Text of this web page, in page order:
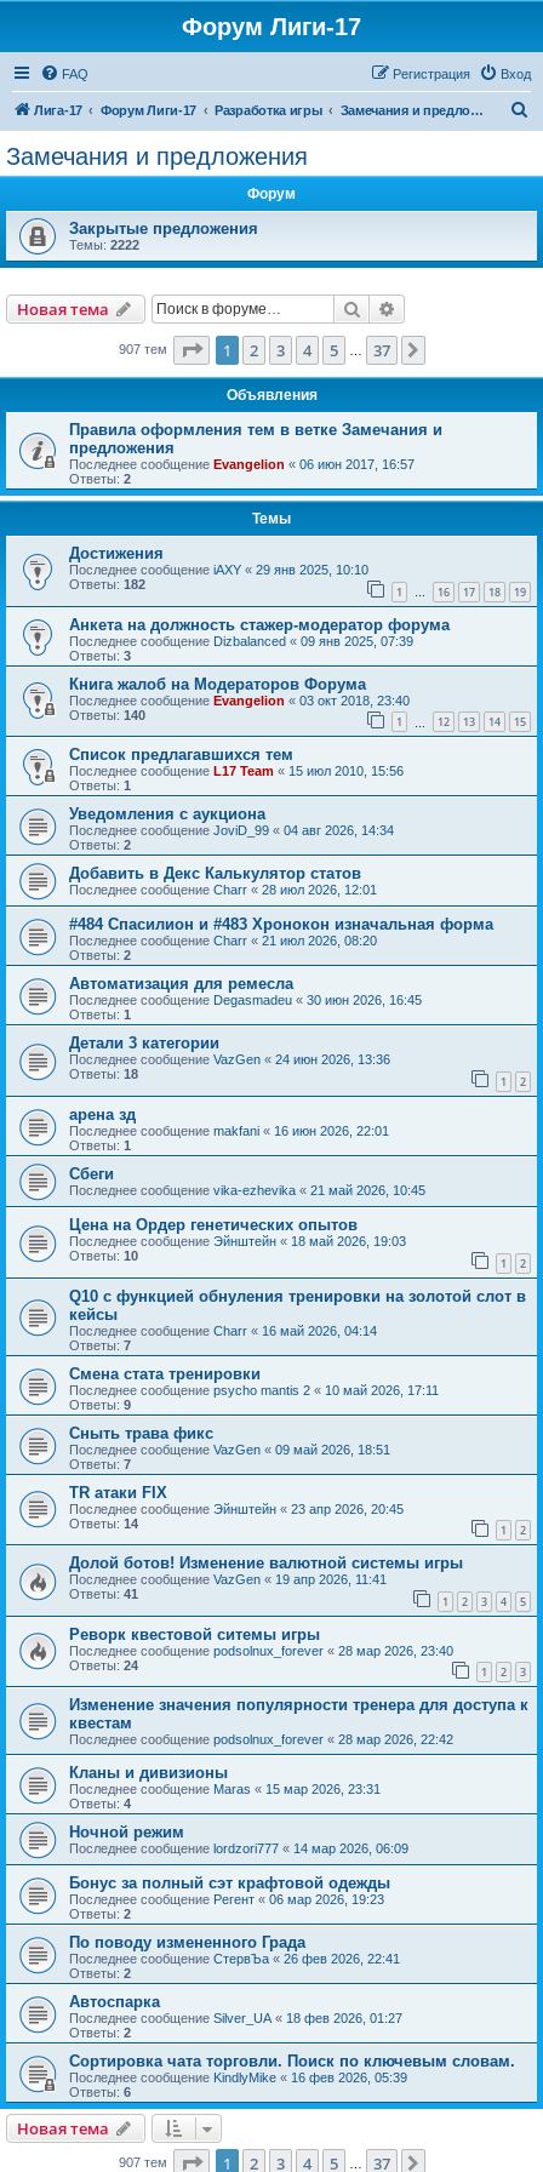
Форум Лиги-17
FAQ Вход
Регистрация
Лига-17 Форум Лиги-17 Разработка игры Замечания и предложения
Замечания и предложения
Форум
Закрытые предложения
Темы: 2222
Новая тема Поиск
907 тем Страница из 37
1 2 3 4 5 37
Объявления
Правила оформления тем в ветке Замечания и
предложения
Последнее сообщение Evangelion « 06 июн 2017, 16:57
Ответы: 2
Темы
Достижения
Последнее сообщение iAXY « 29 янв 2025, 10:10
Ответы: 182 1 … 16 17 18 19
Анкета на должность стажер-модератор форума
Последнее сообщение Dizbalanced « 09 янв 2025, 07:39
Ответы: 3
Книга жалоб на Модераторов Форума
Последнее сообщение Evangelion « 03 окт 2018, 23:40
Ответы: 140 1 12 13 14 15
Список предлагавшихся тем
Последнее сообщение L17 Team « 15 июл 2010, 15:56
Ответы: 1
Уведомления с аукциона
Последнее сообщение JoviD_99 « 04 авг 2026, 14:34
Ответы: 2
Добавить в Декс Калькулятор статов
Последнее сообщение Charr « 28 июл 2026, 12:01
#484 Спасилион и #483 Хронокон изначальная форма
Последнее сообщение Charr « 21 июл 2026, 08:20
Ответы: 2
Автоматизация для ремесла
Последнее сообщение Degasmadeu « 30 июн 2026, 16:45
Ответы: 1
Детали 3 категории
Последнее сообщение VazGen « 24 июн 2026, 13:36
Ответы: 18 1 2
арена зд
Последнее сообщение makfani « 16 июн 2026, 22:01
Ответы: 1
Сбеги
Последнее сообщение vika-ezhevika « 21 май 2026, 10:45
Цена на Ордер генетических опытов
Последнее сообщение Эйнштейн « 18 май 2026, 19:03
Ответы: 10 1 2
Q10 с функцией обнуления тренировки на золотой слот в
кейсы
Последнее сообщение Charr « 16 май 2026, 04:14
Ответы: 7
Смена стата тренировки
Последнее сообщение psycho mantis 2 « 10 май 2026, 17:11
Ответы: 9
Сныть трава фикс
Последнее сообщение VazGen « 09 май 2026, 18:51
Ответы: 7
TR атаки FIX
Последнее сообщение Эйнштейн « 23 апр 2026, 20:45
Ответы: 14 1 2
Долой ботов! Изменение валютной системы игры
Последнее сообщение VazGen « 19 апр 2026, 11:41
Ответы: 41 1 2 3 4 5
Реворк квестовой ситемы игры
Последнее сообщение podsolnux_forever « 28 мар 2026, 23:40
Ответы: 24 1 2 3
Изменение значения популярности тренера для доступа к
квестам
Последнее сообщение podsolnux_forever « 28 мар 2026, 22:42
Кланы и дивизионы
Последнее сообщение Maras « 15 мар 2026, 23:31
Ответы: 4
Ночной режим
Последнее сообщение lordzori777 « 14 мар 2026, 06:09
Бонус за полный сэт крафтовой одежды
Последнее сообщение Регент « 06 мар 2026, 19:23
Ответы: 2
По поводу измененного Града
Последнее сообщение СтервЪа « 26 фев 2026, 22:41
Ответы: 2
Автоспарка
Последнее сообщение Silver_UA« 18 фев 2026, 01:27
Ответы: 2
Сортировка чата торговли. Поиск по ключевым словам.
Последнее сообщение KindlyMike « 16 фев 2026, 05:39
Ответы: 6
Новая тема
907 тем Страница из 37
1 2 3 4 5 … 37